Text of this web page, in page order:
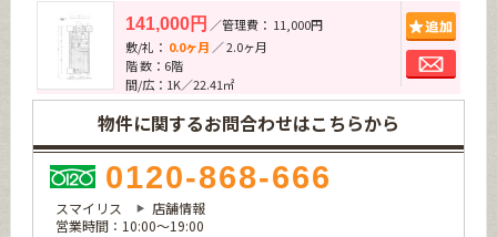
141,000円 ／管理費： 11,000円
敷/礼： 0.0ヶ月 ／ 2.0ヶ月
階 数：6階
間/広：1K／22.41㎡
物件に関するお問合わせはこちらから
0120-868-666
スマイリス
店舗情報
営業時間：10:00～19:00